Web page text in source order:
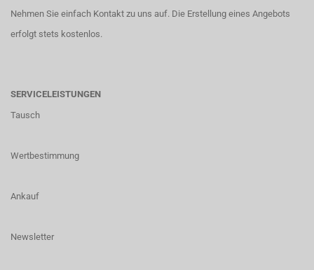
Nehmen Sie einfach Kontakt zu uns auf. Die Erstellung eines Angebots
erfolgt stets kostenlos.
SERVICELEISTUNGEN
Tausch
Wertbestimmung
Ankauf
Newsletter